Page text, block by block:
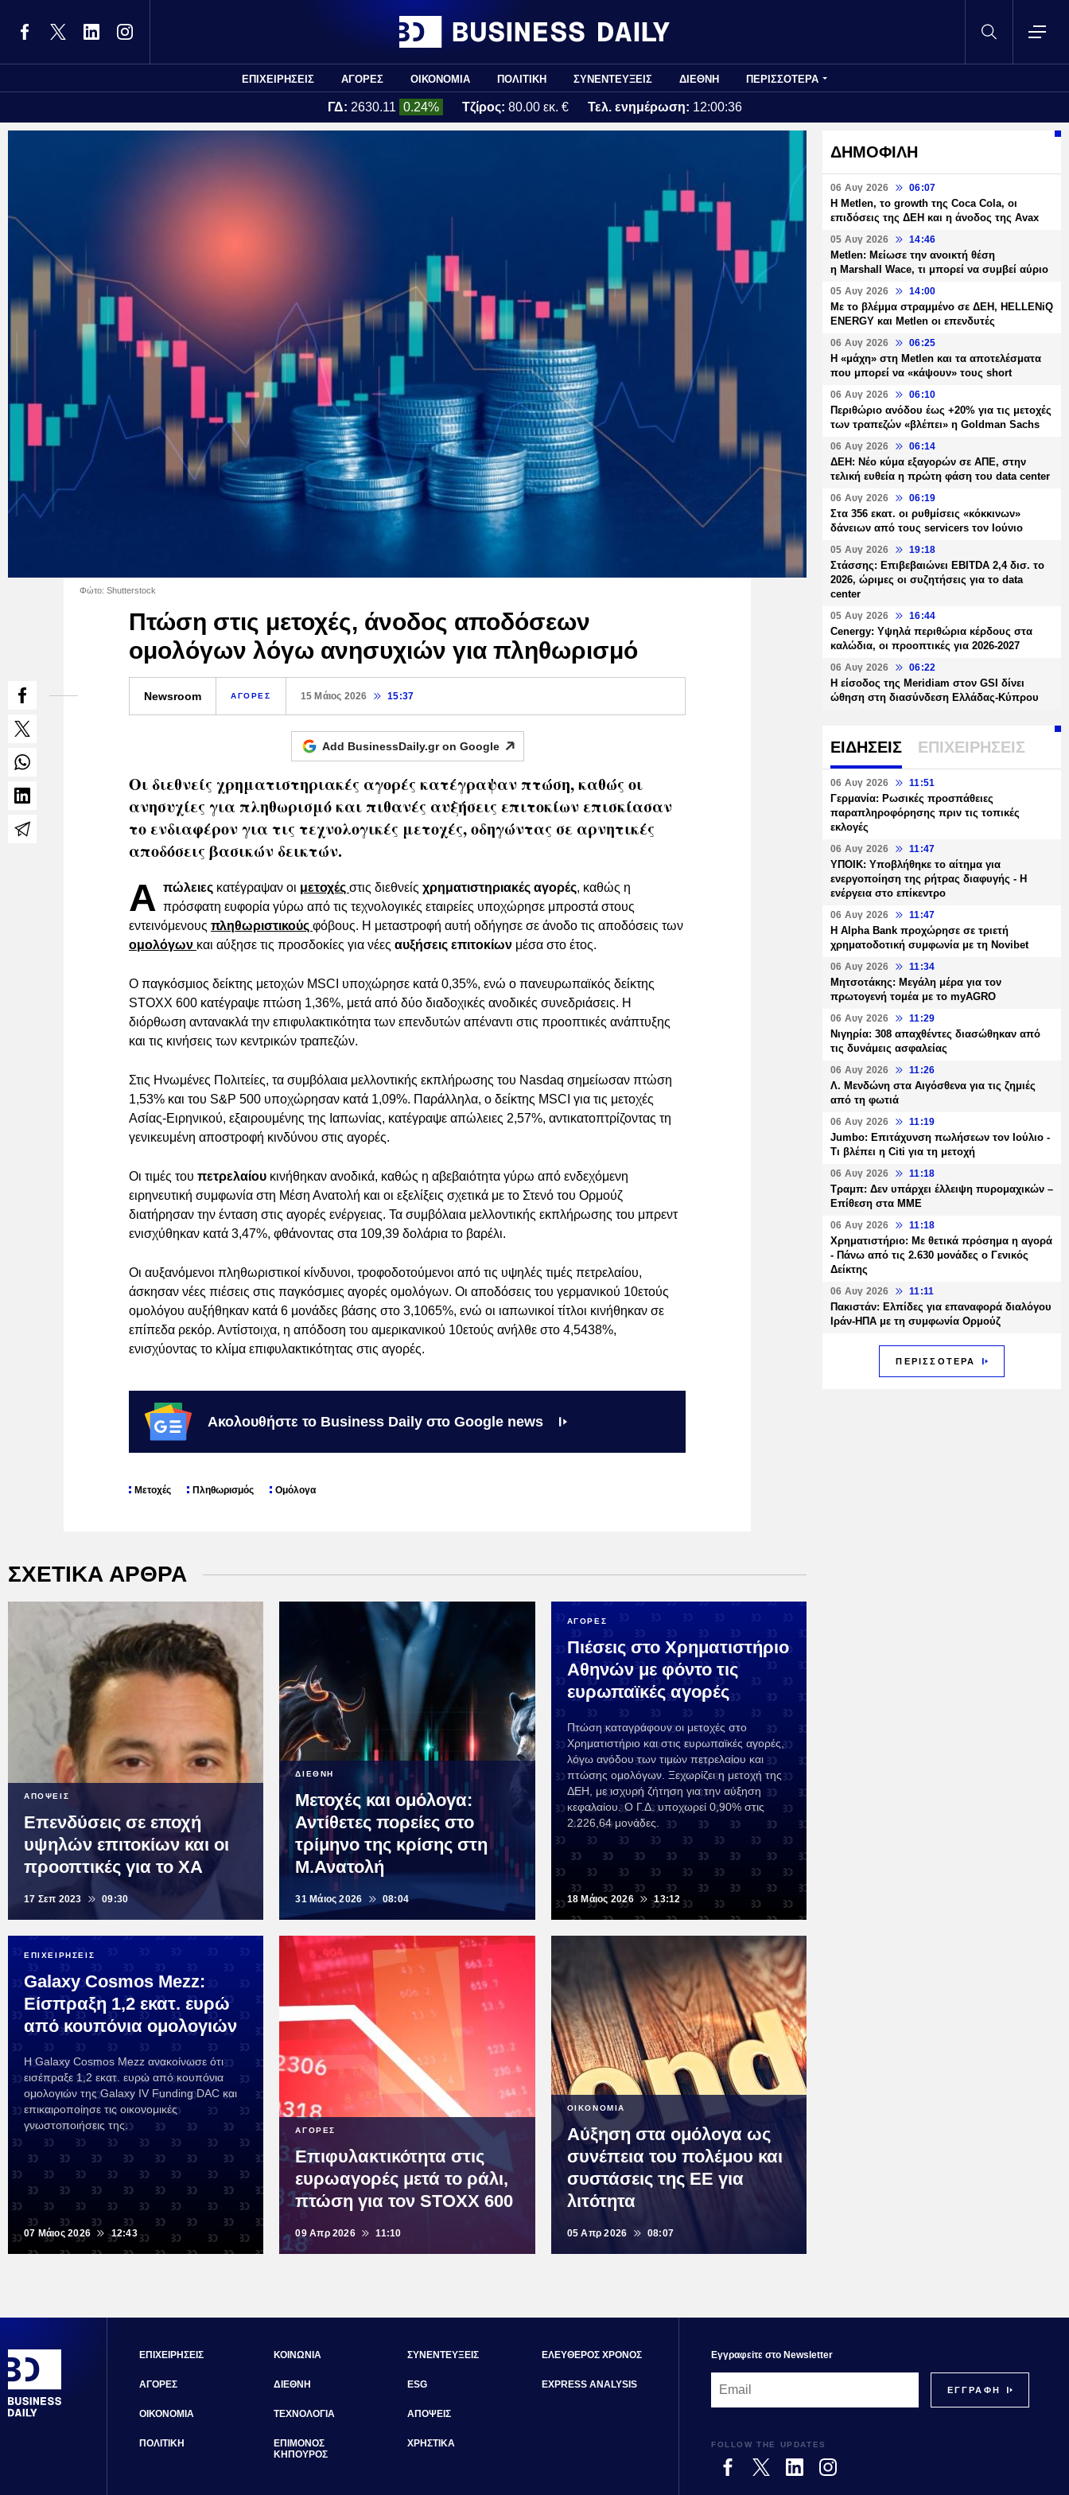
ΕΠΙΧΕΙΡΗΣΕΙΣ ΑΓΟΡΕΣ ΟΙΚΟΝΟΜΙΑ ΠΟΛΙΤΙΚΗ ΣΥΝΕΝΤΕΥΞΕΙΣ ΔΙΕΘΝΗ ΠΕΡΙΣΣΟΤΕΡΑ
ΓΔ: 2630.11 0.24% Τζίρος: 80.00 εκ. € Τελ. ενημέρωση: 12:00:36
Φώτο: Shutterstock
Πτώση στις μετοχές, άνοδος αποδόσεων
ομολόγων λόγω ανησυχιών για πληθωρισμό
Newsroom ΑΓΟΡΕΣ 15 Μάιος 2026 15:37
Add BusinessDaily.gr on Google
Οι διεθνείς χρηματιστηριακές αγορές κατέγραψαν πτώση, καθώς οι
ανησυχίες για πληθωρισμό και πιθανές αυξήσεις επιτοκίων επισκίασαν
το ενδιαφέρον για τις τεχνολογικές μετοχές, οδηγώντας σε αρνητικές
αποδόσεις βασικών δεικτών.
Α πώλειες κατέγραψαν οι μετοχές στις διεθνείς χρηματιστηριακές αγορές, καθώς η
πρόσφατη ευφορία γύρω από τις τεχνολογικές εταιρείες υποχώρησε μπροστά στους
εντεινόμενους πληθωριστικούς φόβους. Η μεταστροφή αυτή οδήγησε σε άνοδο τις αποδόσεις των
ομολόγων και αύξησε τις προσδοκίες για νέες αυξήσεις επιτοκίων μέσα στο έτος.
Ο παγκόσμιος δείκτης μετοχών MSCI υποχώρησε κατά 0,35%, ενώ ο πανευρωπαϊκός δείκτης
STOXX 600 κατέγραψε πτώση 1,36%, μετά από δύο διαδοχικές ανοδικές συνεδριάσεις. Η
διόρθωση αντανακλά την επιφυλακτικότητα των επενδυτών απέναντι στις προοπτικές ανάπτυξης
και τις κινήσεις των κεντρικών τραπεζών.
Στις Ηνωμένες Πολιτείες, τα συμβόλαια μελλοντικής εκπλήρωσης του Nasdaq σημείωσαν πτώση
1,53% και του S&P 500 υποχώρησαν κατά 1,09%. Παράλληλα, ο δείκτης MSCI για τις μετοχές
Ασίας-Ειρηνικού, εξαιρουμένης της Ιαπωνίας, κατέγραψε απώλειες 2,57%, αντικατοπτρίζοντας τη
γενικευμένη αποστροφή κινδύνου στις αγορές.
Οι τιμές του πετρελαίου κινήθηκαν ανοδικά, καθώς η αβεβαιότητα γύρω από ενδεχόμενη
ειρηνευτική συμφωνία στη Μέση Ανατολή και οι εξελίξεις σχετικά με το Στενό του Ορμούζ
διατήρησαν την ένταση στις αγορές ενέργειας. Τα συμβόλαια μελλοντικής εκπλήρωσης του μπρεντ
ενισχύθηκαν κατά 3,47%, φθάνοντας στα 109,39 δολάρια το βαρέλι.
Οι αυξανόμενοι πληθωριστικοί κίνδυνοι, τροφοδοτούμενοι από τις υψηλές τιμές πετρελαίου,
άσκησαν νέες πιέσεις στις παγκόσμιες αγορές ομολόγων. Οι αποδόσεις του γερμανικού 10ετούς
ομολόγου αυξήθηκαν κατά 6 μονάδες βάσης στο 3,1065%, ενώ οι ιαπωνικοί τίτλοι κινήθηκαν σε
επίπεδα ρεκόρ. Αντίστοιχα, η απόδοση του αμερικανικού 10ετούς ανήλθε στο 4,5438%,
ενισχύοντας το κλίμα επιφυλακτικότητας στις αγορές.
Ακολουθήστε το Business Daily στο Google news
Μετοχές Πληθωρισμός Ομόλογα
ΣΧΕΤΙΚΑ ΑΡΘΡΑ
ΑΠΟΨΕΙΣ
Επενδύσεις σε εποχή
υψηλών επιτοκίων και οι
προοπτικές για το ΧΑ
17 Σεπ 2023 09:30
ΔΙΕΘΝΗ
Μετοχές και ομόλογα:
Αντίθετες πορείες στο
τρίμηνο της κρίσης στη
Μ.Ανατολή
31 Μάιος 2026 08:04
ΑΓΟΡΕΣ
Πιέσεις στο Χρηματιστήριο
Αθηνών με φόντο τις
ευρωπαϊκές αγορές
Πτώση καταγράφουν οι μετοχές στο
Χρηματιστήριο και στις ευρωπαϊκές αγορές,
λόγω ανόδου των τιμών πετρελαίου και
πτώσης ομολόγων. Ξεχωρίζει η μετοχή της
ΔΕΗ, με ισχυρή ζήτηση για την αύξηση
κεφαλαίου. Ο Γ.Δ. υποχωρεί 0,90% στις
2.226,64 μονάδες.
18 Μάιος 2026 13:12
ΕΠΙΧΕΙΡΗΣΕΙΣ
Galaxy Cosmos Mezz:
Είσπραξη 1,2 εκατ. ευρώ
από κουπόνια ομολογιών
Η Galaxy Cosmos Mezz ανακοίνωσε ότι
εισέπραξε 1,2 εκατ. ευρώ από κουπόνια
ομολογιών της Galaxy IV Funding DAC και
επικαιροποίησε τις οικονομικές
γνωστοποιήσεις της.
07 Μάιος 2026 12:43
ΑΓΟΡΕΣ
Επιφυλακτικότητα στις
ευρωαγορές μετά το ράλι,
πτώση για τον STOXX 600
09 Απρ 2026 11:10
ΟΙΚΟΝΟΜΙΑ
Αύξηση στα ομόλογα ως
συνέπεια του πολέμου και
συστάσεις της ΕΕ για
λιτότητα
05 Απρ 2026 08:07
ΔΗΜΟΦΙΛΗ
06 Αυγ 2026 06:07
H Metlen, το growth της Coca Cola, οι
επιδόσεις της ΔΕΗ και η άνοδος της Avax
05 Αυγ 2026 14:46
Metlen: Μείωσε την ανοικτή θέση
η Marshall Wace, τι μπορεί να συμβεί αύριο
05 Αυγ 2026 14:00
Με το βλέμμα στραμμένο σε ΔΕΗ, HELLENiQ
ENERGY και Metlen οι επενδυτές
06 Αυγ 2026 06:25
H «μάχη» στη Metlen και τα αποτελέσματα
που μπορεί να «κάψουν» τους short
06 Αυγ 2026 06:10
Περιθώριο ανόδου έως +20% για τις μετοχές
των τραπεζών «βλέπει» η Goldman Sachs
06 Αυγ 2026 06:14
ΔΕΗ: Νέο κύμα εξαγορών σε ΑΠΕ, στην
τελική ευθεία η πρώτη φάση του data center
06 Αυγ 2026 06:19
Στα 356 εκατ. οι ρυθμίσεις «κόκκινων»
δάνειων από τους servicers τον Ιούνιο
05 Αυγ 2026 19:18
Στάσσης: Επιβεβαιώνει EBITDA 2,4 δισ. το
2026, ώριμες οι συζητήσεις για το data
center
05 Αυγ 2026 16:44
Cenergy: Υψηλά περιθώρια κέρδους στα
καλώδια, οι προοπτικές για 2026-2027
06 Αυγ 2026 06:22
Η είσοδος της Meridiam στον GSI δίνει
ώθηση στη διασύνδεση Ελλάδας-Κύπρου
ΕΙΔΗΣΕΙΣ ΕΠΙΧΕΙΡΗΣΕΙΣ
06 Αυγ 2026 11:51
Γερμανία: Ρωσικές προσπάθειες
παραπληροφόρησης πριν τις τοπικές
εκλογές
06 Αυγ 2026 11:47
ΥΠΟΙΚ: Υποβλήθηκε το αίτημα για
ενεργοποίηση της ρήτρας διαφυγής - Η
ενέργεια στο επίκεντρο
06 Αυγ 2026 11:47
Η Alpha Bank προχώρησε σε τριετή
χρηματοδοτική συμφωνία με τη Novibet
06 Αυγ 2026 11:34
Μητσοτάκης: Μεγάλη μέρα για τον
πρωτογενή τομέα με το myAGRO
06 Αυγ 2026 11:29
Νιγηρία: 308 απαχθέντες διασώθηκαν από
τις δυνάμεις ασφαλείας
06 Αυγ 2026 11:26
Λ. Μενδώνη στα Αιγόσθενα για τις ζημιές
από τη φωτιά
06 Αυγ 2026 11:19
Jumbo: Επιτάχυνση πωλήσεων τον Ιούλιο -
Τι βλέπει η Citi για τη μετοχή
06 Αυγ 2026 11:18
Τραμπ: Δεν υπάρχει έλλειψη πυρομαχικών –
Επίθεση στα ΜΜΕ
06 Αυγ 2026 11:18
Χρηματιστήριο: Με θετικά πρόσημα η αγορά
- Πάνω από τις 2.630 μονάδες ο Γενικός
Δείκτης
06 Αυγ 2026 11:11
Πακιστάν: Ελπίδες για επαναφορά διαλόγου
Ιράν-ΗΠΑ με τη συμφωνία Ορμούζ
ΠΕΡΙΣΣΟΤΕΡΑ
ΕΠΙΧΕΙΡΗΣΕΙΣ
ΑΓΟΡΕΣ
ΟΙΚΟΝΟΜΙΑ
ΠΟΛΙΤΙΚΗ
ΚΟΙΝΩΝΙΑ
ΔΙΕΘΝΗ
ΤΕΧΝΟΛΟΓΙΑ
ΕΠΙΜΟΝΟΣ
ΚΗΠΟΥΡΟΣ
ΣΥΝΕΝΤΕΥΞΕΙΣ
ESG
ΑΠΟΨΕΙΣ
ΧΡΗΣΤΙΚΑ
ΕΛΕΥΘΕΡΟΣ ΧΡΟΝΟΣ
EXPRESS ANALYSIS
FOLLOW THE UPDATES
Εγγραφεiτε στο Newsletter